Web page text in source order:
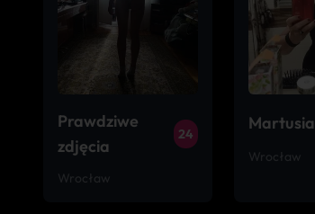
Prawdziwe
zdjęcia
24
Wrocław
Martusia
Wrocław